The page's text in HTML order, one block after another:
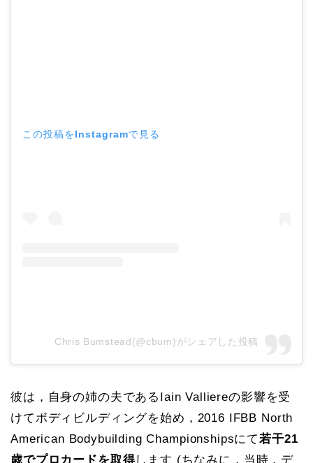
この投稿をInstagramで見る
Chris Bumstead(@cbum)がシェアした投稿
彼は，自身の姉の夫であるIain Valliereの影響を受
けてボディビルディングを始め，2016 IFBB North
American Bodybuilding Championshipsにて若干21
歳でプロカードを取得します (ちなみに，当時，デ